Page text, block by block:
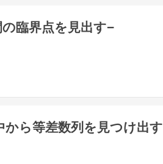
臨界点を見出す−
から等差数列を見つけ出す